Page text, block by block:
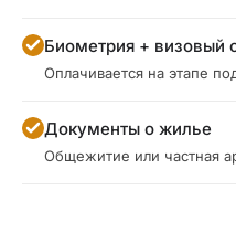
Биометрия + визовый
Оплачивается на этапе
Документы о жилье
Общежитие или частная